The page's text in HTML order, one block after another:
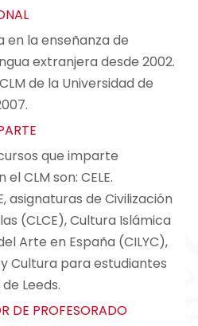
en la enseñanza de
extranjera desde 2002.
de la Universidad de
que imparte
CLM son: CELE.
asignaturas de Civilización
(CLCE), Cultura Islámica
Arte en España (CILYC),
Cultura para estudiantes
Leeds.
DE PROFESORADO